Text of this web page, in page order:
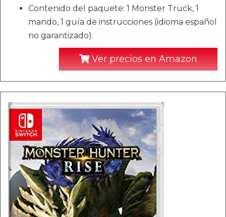
Contenido del paquete: 1 Monster Truck, 1
mando, 1 guía de instrucciones (idioma español
no garantizado).
Ver precios en Amazon